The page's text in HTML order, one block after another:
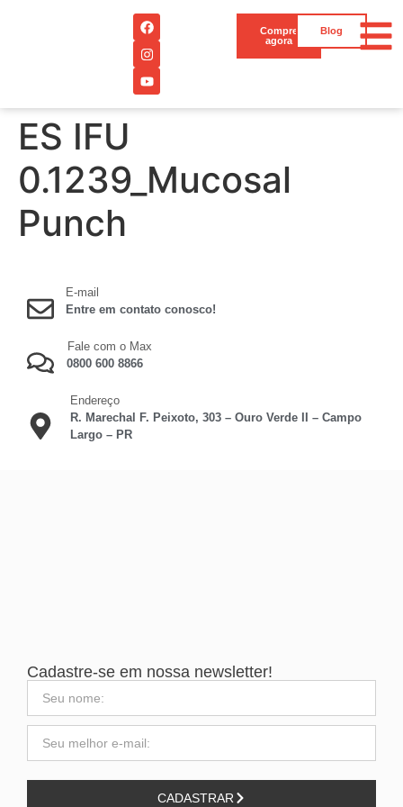
Compre
agora
Blog
ES IFU
0.1239_Mucosal
Punch
E-mail
Entre em contato conosco!
Fale com o Max
0800 600 8866
Endereço
R. Marechal F. Peixoto, 303 – Ouro Verde II – Campo
Largo – PR
Cadastre-se em nossa newsletter!
CADASTRAR